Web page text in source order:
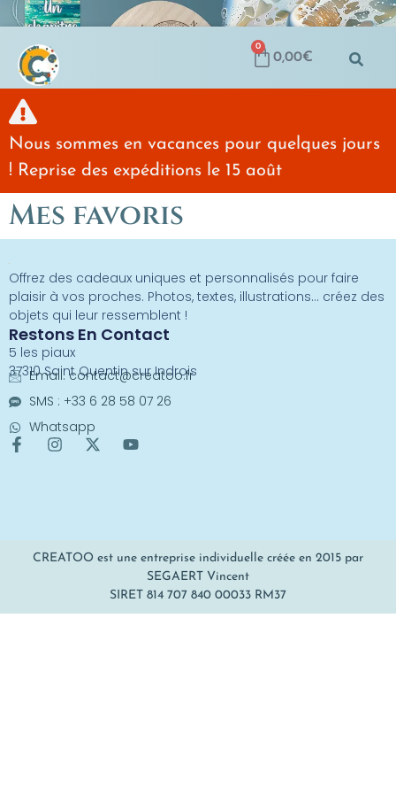
0,00€
0
Nous sommes en vacances pour quelques jours
! Reprise des expéditions le 15 août
Mes favoris
Offrez des cadeaux uniques et personnalisés pour faire
plaisir à vos proches. Photos, textes, illustrations… créez des
objets qui leur ressemblent !
Restons En Contact
5 les piaux
37310 Saint Quentin sur Indrois
Email:contact@creatoo.fr
SMS : +33 6 28 58 07 26
Whatsapp
CREATOO est une entreprise individuelle créée en 2015 par
SEGAERT Vincent
SIRET 814 707 840 00033 RM37